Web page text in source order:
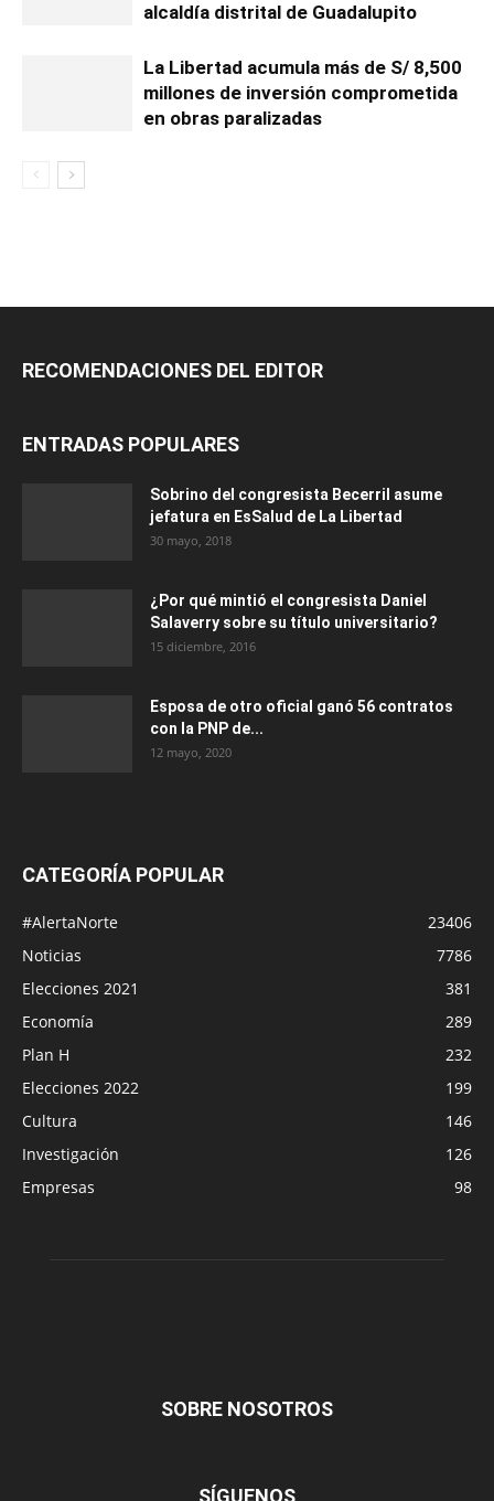
alcaldía distrital de Guadalupito
La Libertad acumula más de S/ 8,500
millones de inversión comprometida
en obras paralizadas
RECOMENDACIONES DEL EDITOR
ENTRADAS POPULARES
Sobrino del congresista Becerril asume
jefatura en EsSalud de La Libertad
30 mayo, 2018
¿Por qué mintió el congresista Daniel
Salaverry sobre su título universitario?
15 diciembre, 2016
Esposa de otro oficial ganó 56 contratos
con la PNP de...
12 mayo, 2020
CATEGORÍA POPULAR
#AlertaNorte
23406
Noticias
7786
Elecciones 2021
381
Economía
289
Plan H
232
Elecciones 2022
199
Cultura
146
Investigación
126
Empresas
98
SOBRE NOSOTROS
SÍGUENOS